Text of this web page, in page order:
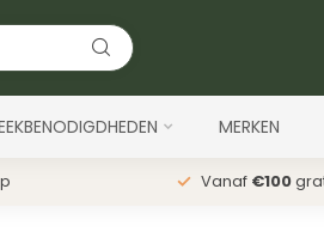
MERKEN
Vanaf €100